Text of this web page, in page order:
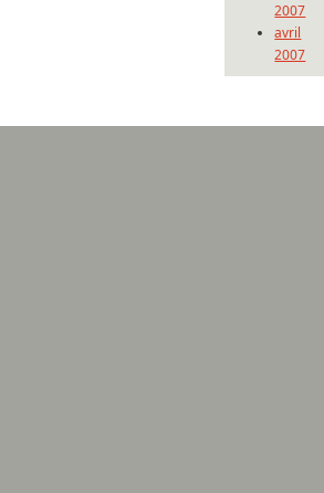
2007
avril
2007